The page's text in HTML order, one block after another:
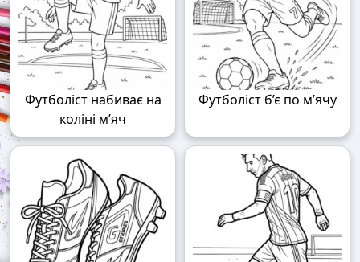
Футболіст набиває на
коліні м’яч
Футболіст б’є по м’ячу